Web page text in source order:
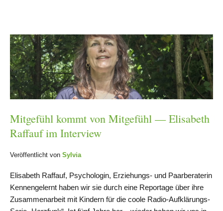
Mitgefühl kommt von Mitgefühl — Elisabeth
Raffauf im Interview
Veröffentlicht von Sylvia
Elisabeth Raffauf, Psychologin, Erziehungs- und Paarberaterin
Kennengelernt haben wir sie durch eine Reportage über ihre
Zusammenarbeit mit Kindern für die coole Radio-Aufklärungs-